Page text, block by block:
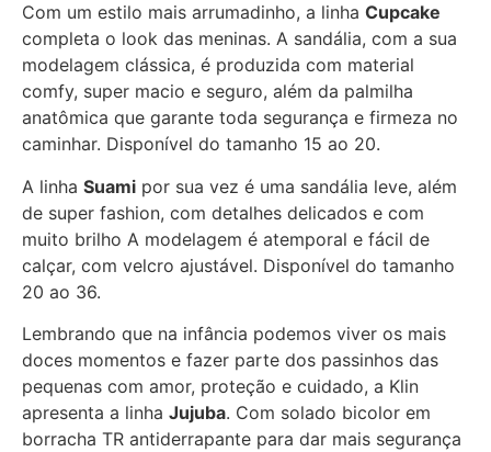
Com um estilo mais arrumadinho, a linha Cupcake
completa o look das meninas. A sandália, com a sua
modelagem clássica, é produzida com material
comfy, super macio e seguro, além da palmilha
anatômica que garante toda segurança e firmeza no
caminhar. Disponível do tamanho 15 ao 20.
A linha Suami por sua vez é uma sandália leve, além
de super fashion, com detalhes delicados e com
muito brilho A modelagem é atemporal e fácil de
calçar, com velcro ajustável. Disponível do tamanho
20 ao 36.
Lembrando que na infância podemos viver os mais
doces momentos e fazer parte dos passinhos das
pequenas com amor, proteção e cuidado, a Klin
apresenta a linha Jujuba. Com solado bicolor em
borracha TR antiderrapante para dar mais segurança